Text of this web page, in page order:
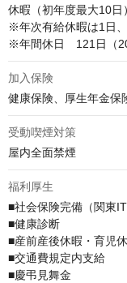
休暇（初年度最大10日
※年次有給休暇は1日
※年間休日　121日（
加入保険
健康保険、厚生年金保
受動喫煙対策
屋内全面禁煙
福利厚生
■社会保険完備（関東
■健康診断
■産前産後休暇・育児
■交通費規定内支給
■慶弔見舞金